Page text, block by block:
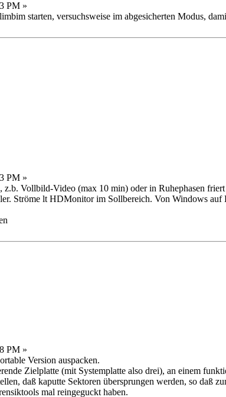
PM »
starten, versuchsweise im abgesicherten Modus,
PM »
Vollbild-Video (max 10 min) oder in Ruhephasen
Ströme lt HDMonitor im Sollbereich. Von Windows auf
PM »
Version auspacken.
Zielplatte (mit Systemplatte also drei), an einem
daß kaputte Sektoren übersprungen werden, so daß
mal reingeguckt haben.